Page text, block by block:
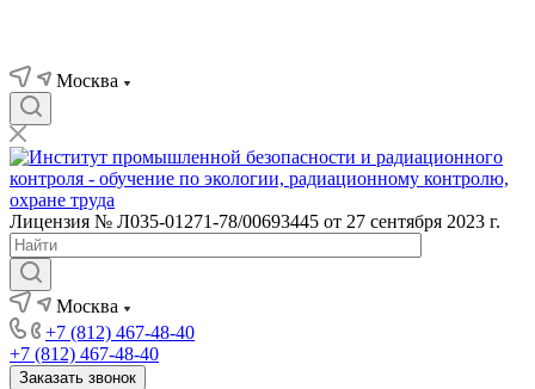
Москва
Лицензия № Л035-01271-78/00693445 от 27 сентября 2023 г.
Москва
+7 (812) 467-48-40
+7 (812) 467-48-40
Заказать звонок